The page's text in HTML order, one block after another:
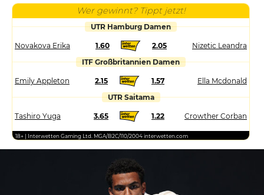
Wer gewinnt? Tippt jetzt!
UTR Hamburg Damen
Novakova Erika 1.60 2.05
Nizetic Leandra
ITF Großbritannien Damen
Emily Appleton 2.15 1.57
Ella Mcdonald
UTR Saitama
Tashiro Yuga 3.65 1.22 Crowther Corban
18+ | Interwetten Gaming Ltd. MGA/B2C/110/2004 interwetten.com